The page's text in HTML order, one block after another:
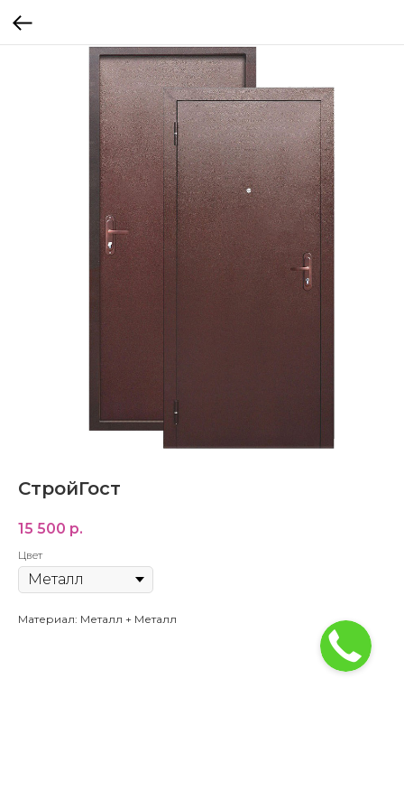
СтройГост
15 500 р.
Цвет
Материал: Металл + Металл